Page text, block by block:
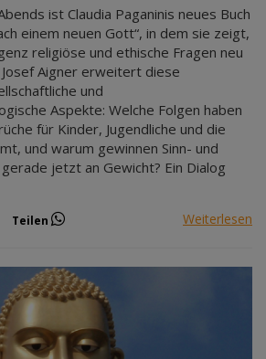
ist Claudia Paganinis neues Buch
einem neuen Gott“, in dem sie zeigt,
religiöse und ethische Fragen neu
Aigner erweitert diese
und
Aspekte: Welche Folgen haben
für Kinder, Jugendliche und die
und warum gewinnen Sinn- und
jetzt an Gewicht? Ein Dialog
Teilen Weiterlesen